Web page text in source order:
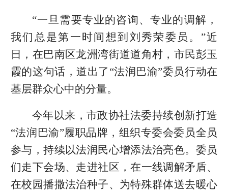
“一旦需要专业的咨询、专业的调解，
我们总是第一时间想到刘秀荣委员。”近
日，在巴南区龙洲湾街道道角村，市民彭玉
霞的这句话，道出了“法润巴渝”委员行动在
基层群众心中的分量。
今年以来，市政协社法委持续创新打造
“法润巴渝”履职品牌，组织专委会委员全员
参与，持续以法润民心增添法治亮色。委员
们走下会场、走进社区，在一线调解矛盾、
在校园播撒法治种子、为特殊群体送去暖心